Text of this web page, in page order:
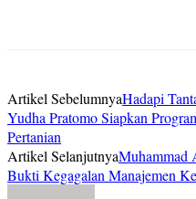
Artikel SebelumnyaHadapi
Yudha Pratomo Siapkan
Pertanian
Artikel SelanjutnyaMuhammad
Bukti Kegagalan Manajemen